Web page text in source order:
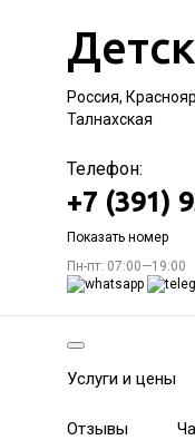
Россия,
Талнахская
Телефон:
+7 (391)
Показать номер
Пн-пт: 07:00—19:00
Услуги и цены
Отзывы